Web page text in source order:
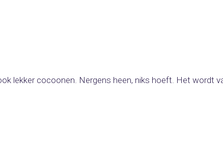
lekker cocoonen. Nergens heen, niks hoeft. Het wordt